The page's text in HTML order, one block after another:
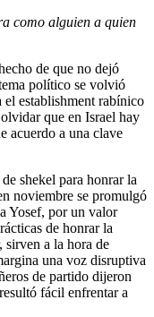
como alguien a quien
de que no dejó
político se volvió
el establishment rabínico
que en Israel hay
acuerdo a una clave
shekel para honrar la
noviembre se promulgó
Yosef, por un valor
de honrar la
a la hora de
una voz disruptiva
de partido dijeron
fácil enfrentar a